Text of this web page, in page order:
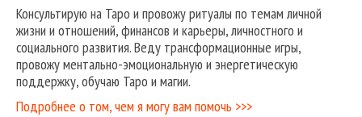
Консультирую на Таро и провожу ритуалы по темам личной
жизни и отношений, финансов и карьеры, личностного и
социального развития. Веду трансформационные игры,
провожу ментально-эмоциональную и энергетическую
поддержку, обучаю Таро и магии.
Подробнее о том, чем я могу вам помочь >>>